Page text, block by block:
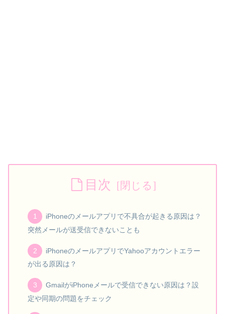
目次
iPhoneのメールアプリで不具合が起きる原因は？
突然メールが送受信できないことも
iPhoneのメールアプリでYahooアカウントエラー
が出る原因は？
GmailがiPhoneメールで受信できない原因は？設
定や同期の問題をチェック